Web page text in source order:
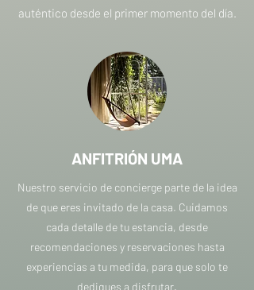
auténtico desde el primer momento del día.
ANFITRIÓN UMA
Nuestro servicio de concierge parte de la idea
de que eres invitado de la casa. Cuidamos
cada detalle de tu estancia, desde
recomendaciones y reservaciones hasta
experiencias a tu medida, para que solo te
dediques a disfrutar.